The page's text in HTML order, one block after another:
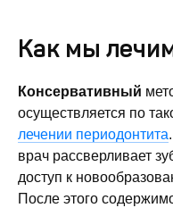
Как мы
Консервативный
осуществляется по
лечении периодонтита
врач рассверливает
доступ к
После этого